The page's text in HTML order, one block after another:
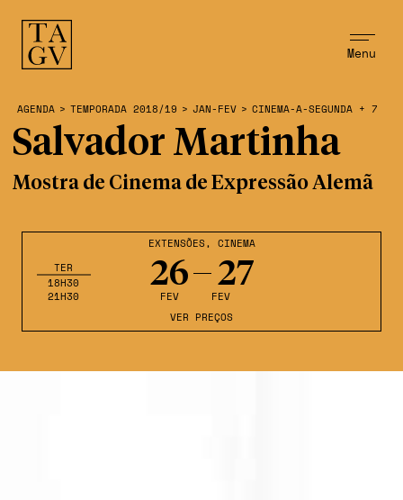
Menu
EXTENSÕES, CINEMA
26
FEV
27
FEV
TER
18H30
21H30
VER PREÇOS
AGENDA > TEMPORADA 2018/19 > JAN-FEV > CINEMA-A-SEGUNDA + 7
Salvador Martinha
Mostra de Cinema de Expressão Alemã